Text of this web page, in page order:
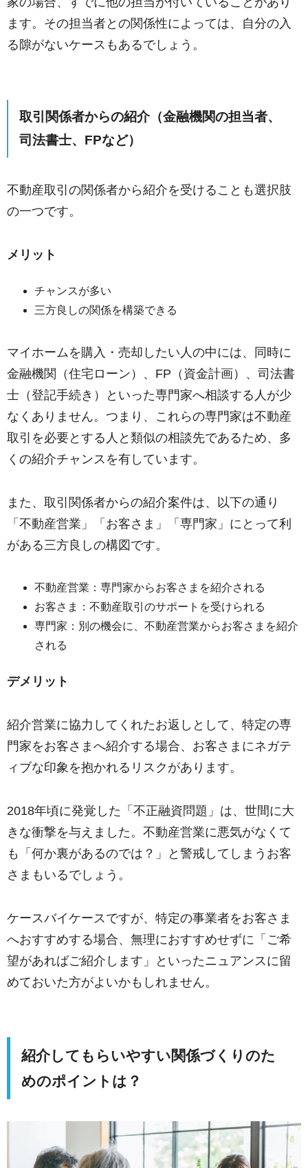
ます。その担当者との関係性によっては、自分の入
る隙がないケースもあるでしょう。
取引関係者からの紹介（金融機関の担当者、
司法書士、FPなど）
不動産取引の関係者から紹介を受けることも選択肢
の一つです。
メリット
チャンスが多い
三方良しの関係を構築できる
マイホームを購入・売却したい人の中には、同時に
金融機関（住宅ローン）、FP（資金計画）、司法書
士（登記手続き）といった専門家へ相談する人が少
なくありません。つまり、これらの専門家は不動産
取引を必要とする人と類似の相談先であるため、多
くの紹介チャンスを有しています。
また、取引関係者からの紹介案件は、以下の通り
「不動産営業」「お客さま」「専門家」にとって利
がある三方良しの構図です。
不動産営業：専門家からお客さまを紹介される
お客さま：不動産取引のサポートを受けられる
専門家：別の機会に、不動産営業からお客さまを紹介
される
デメリット
紹介営業に協力してくれたお返しとして、特定の専
門家をお客さまへ紹介する場合、お客さまにネガテ
ィブな印象を抱かれるリスクがあります。
2018年頃に発覚した「不正融資問題」は、世間に大
きな衝撃を与えました。不動産営業に悪気がなくて
も「何か裏があるのでは？」と警戒してしまうお客
さまもいるでしょう。
ケースバイケースですが、特定の事業者をお客さま
へおすすめする場合、無理におすすめせずに「ご希
望があればご紹介します」といったニュアンスに留
めておいた方がよいかもしれません。
紹介してもらいやすい関係づくりのた
めのポイントは？